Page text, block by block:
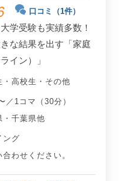
口コミ（1件）
学受験も実績多数！
な結果を出す「家庭
イン）」
・ 高校生 ・ その他
／1コマ（30分）
・ 千葉県他
ング
わせください。